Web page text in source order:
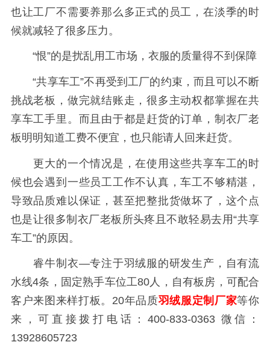
也让工厂不需要养那么多正式的员工，在淡季的时
候就减轻了很多压力。
“恨”的是扰乱用工市场，衣服的质量得不到保障
“共享车工”不再受到工厂的约束，而且可以不断
挑战老板，做完就结账走，很多主动权都掌握在共
享车工手里。而且由于都是赶货的订单，制衣厂老
板明明知道工费不便宜，也只能请人回来赶货。
更大的一个情况是，在使用这些共享车工的时
候也会遇到一些员工工作不认真，车工不够精湛，
导致品质难以保证，甚至把整批货做坏了，这个点
也是让很多制衣厂老板所头疼且不敢轻易去用“共享
车工”的原因。
睿牛制衣—专注于羽绒服的研发生产，自有流
水线4条，固定熟手车位工80人，自有板房，可配合
客户来图来样打板。20年品质羽绒服定制厂家等你
来，可直接拨打电话：400-833-0363 微信：
13928605723